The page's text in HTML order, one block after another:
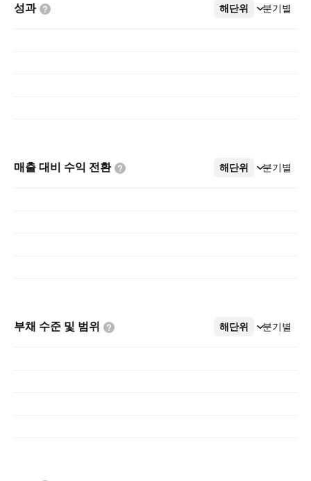
성과 해단위 분기별
더보기
매출 대비 수익 전환 해단위 분기별
더보기
부채 수준 및 범위 해단위 분기별
더보기